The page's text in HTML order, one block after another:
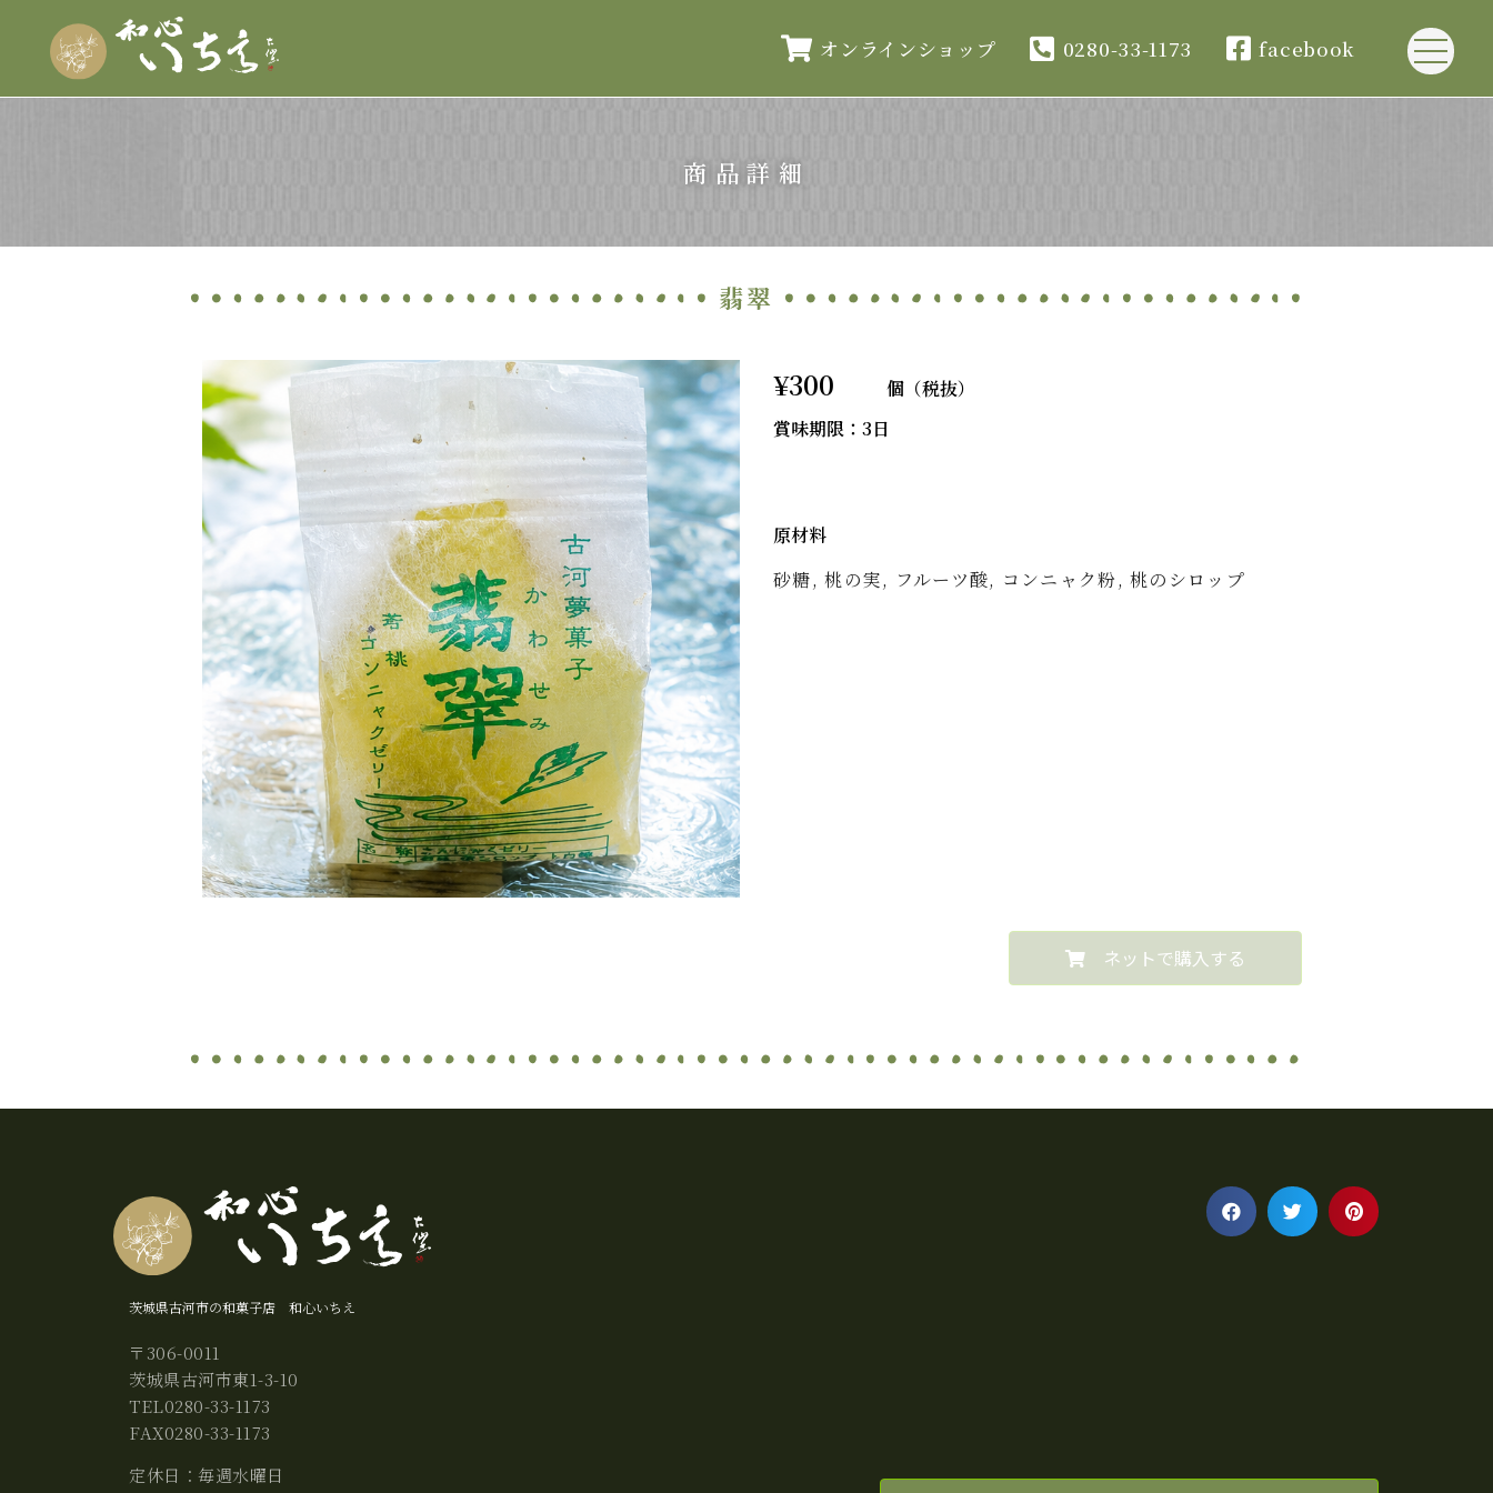
オンラインショップ 0280-33-1173 facebook
商品詳細
翡翠
¥300
個（税抜）
賞味期限：3日
原材料
砂糖, 桃の実, フルーツ酸, コンニャク粉, 桃のシロップ
ネットで購入する
茨城県古河市の和菓子店 和心いちえ
〒306-0011
茨城県古河市東1-3-10
TEL0280-33-1173
FAX0280-33-1173
定休日：毎週水曜日